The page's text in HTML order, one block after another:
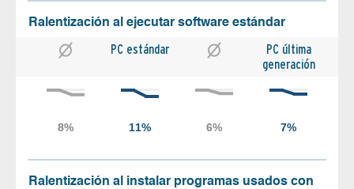
Ralentización al ejecutar software estándar
PC estándar
PC última
generación
Ralentización al instalar programas usados con